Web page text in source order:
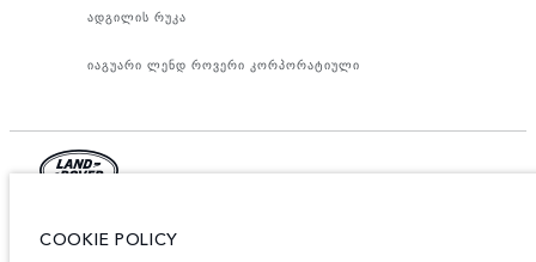
ადგილის რუკა
იაგუარი ლენდ როვერი კორპორატიული
უითლი, ქონვერთი CV3 4LF. რეგისტრირებულია დიდ ბრიტანეთში
COOKIE POLICY